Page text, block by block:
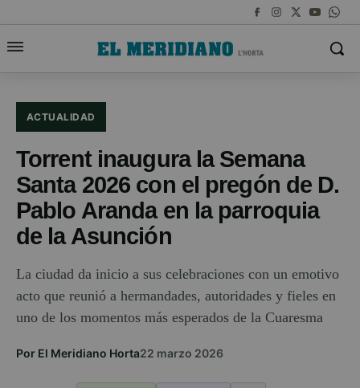
ACTUALIDAD
Torrent inaugura la Semana
Santa 2026 con el pregón de D.
Pablo Aranda en la parroquia
de la Asunción
La ciudad da inicio a sus celebraciones con un emotivo
acto que reunió a hermandades, autoridades y fieles en
uno de los momentos más esperados de la Cuaresma
Por El Meridiano Horta22 marzo 2026